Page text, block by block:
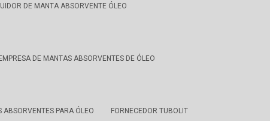
DE MANTA ABSORVENTE ÓLEO
EMPRESA DE MANTAS ABSORVENTES DE ÓLEO
ABSORVENTES PARA ÓLEO FORNECEDOR TUBOLIT